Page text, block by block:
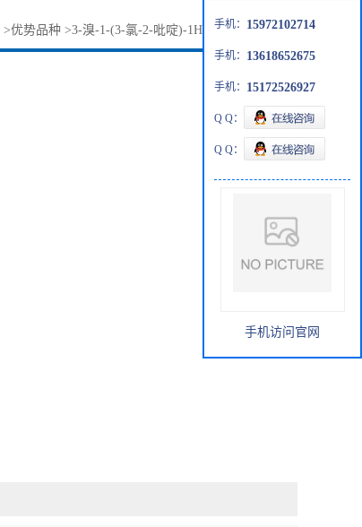
>优势品种 >3-溴-1-(3-氯-2-吡啶)-1H-吡唑-5-羧酸乙酯
手机： 15972102714
手机： 13618652675
手机： 15172526927
Q Q：
Q Q：
手机访问官网